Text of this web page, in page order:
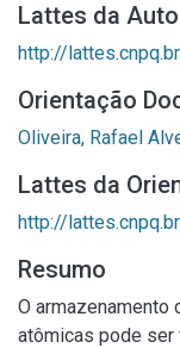
Lattes da
http://
Orientação
Oliveira, Rafael
Lattes da
http://
Resumo
O armazenamento
atômicas pode